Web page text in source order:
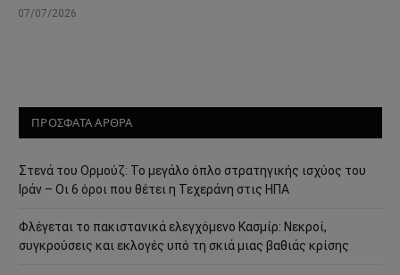
07/07/2026
ΠΡΟΣΦΑΤΑ ΑΡΘΡΑ
Στενά του Ορμούζ: Το μεγάλο όπλο στρατηγικής ισχύος του
Ιράν – Οι 6 όροι που θέτει η Τεχεράνη στις ΗΠΑ
Φλέγεται το πακιστανικά ελεγχόμενο Κασμίρ: Νεκροί,
συγκρούσεις και εκλογές υπό τη σκιά μιας βαθιάς κρίσης